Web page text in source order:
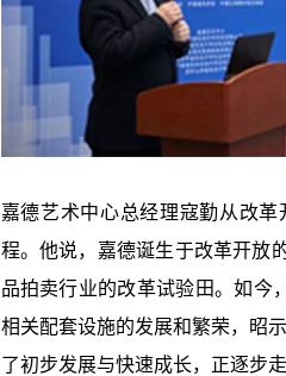
嘉德艺术中心总经理寇勤从改
程。他说，嘉德诞生于改革开放
品拍卖行业的改革试验田。如今
相关配套设施的发展和繁荣，昭
了初步发展与快速成长，正逐步